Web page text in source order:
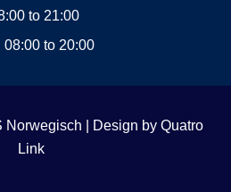
to 21:00
to 20:00
| Design by Quatro
Link